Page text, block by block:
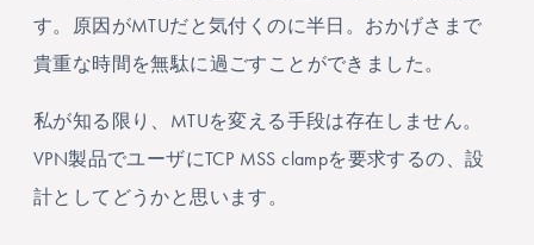
す。原因がMTUだと気付くのに半日。おかげさまで
貴重な時間を無駄に過ごすことができました。
私が知る限り、MTUを変える手段は存在しません。
VPN製品でユーザにTCP MSS clampを要求するの、設
計としてどうかと思います。